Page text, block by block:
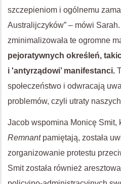
szczepieniom i ogólnemu
Australijczyków” – mówi
zminimalizowała te ogromne
pejoratywnych określeń,
i 'antyrządowi’ manifestanci.
społeczeństwo i odwracają
problemów, czyli utraty
Jacob wspomina Monicę Smit,
Remnantpamiętają, została
zorganizowanie protestu
Smit została również